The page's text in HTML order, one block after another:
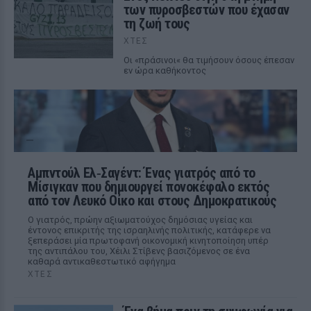
των πυροσβεστών που έχασαν
τη ζωή τους
ΧΤΕΣ
Οι «πράσινοι« θα τιμήσουν όσους έπεσαν
εν ώρα καθήκοντος
Αμπντούλ Ελ‑Σαγέντ: Ένας γιατρός από το
Μίσιγκαν που δημιουργεί πονοκέφαλο εκτός
από τον Λευκό Οίκο και στους Δημοκρατικούς
Ο γιατρός, πρώην αξιωματούχος δημόσιας υγείας και
έντονος επικριτής της ισραηλινής πολιτικής, κατάφερε να
ξεπεράσει μία πρωτοφανή οικονομική κινητοποίηση υπέρ
της αντιπάλου του, Χέιλι Στίβενς βασιζόμενος σε ένα
καθαρά αντικαθεστωτικό αφήγημα
ΧΤΕΣ